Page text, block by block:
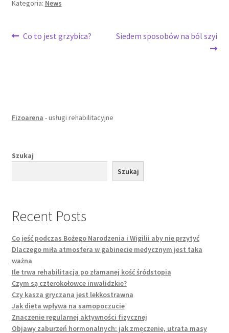
Kategoria: News
Nawigacja
Poprzedni
Co to jest grzybica?
Następny
Siedem sposobów na ból szyi
Fizoarena - usługi rehabilitacyjne
Szukaj
Szukaj
Recent Posts
Co jeść podczas Bożego Narodzenia i Wigilii aby nie przytyć
Dlaczego miła atmosfera w gabinecie medycznym jest taka
ważna
Ile trwa rehabilitacja po złamanej kość śródstopia
Czym są czterokołowce inwalidzkie?
Czy kasza gryczana jest lekkostrawna
Jak dieta wpływa na samopoczucie
Znaczenie regularnej aktywności fizycznej
Objawy zaburzeń hormonalnych: jak zmęczenie, utrata masy